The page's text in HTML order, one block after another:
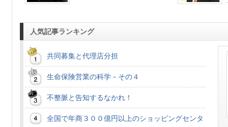
人気記事ランキング
共同募集と代理店分担
生命保険営業の科学－その４
不整脈と告知するなかれ！
全国で年商３００億円以上のショッピングセンタ